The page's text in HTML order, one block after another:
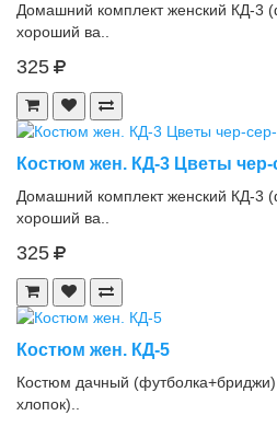
Домашний комплект женский КД-3
хороший ва..
325
Костюм жен. КД-3 Цветы чер-
Домашний комплект женский КД-3
хороший ва..
325
Костюм жен. КД-5
Костюм дачный
хлопок)..